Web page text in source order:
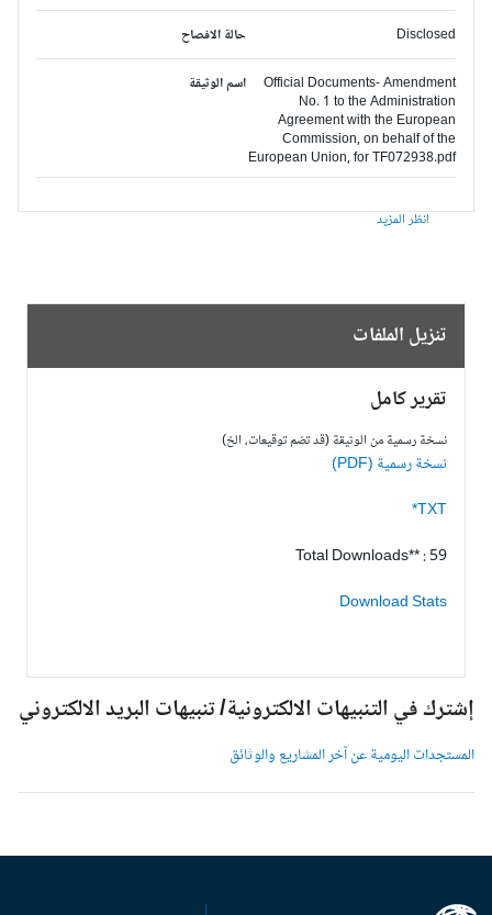
حالة الافصاح Disclosed
اسم الوثيقة
Official Documents- Amendment
No. 1 to the Administration
Agreement with the European
Commission, on behalf of the
European Union, for TF072938.pdf
انظر المزيد
تنزيل الملفات
تقرير كامل
نسخة رسمية من الوثيقة (قد تضم توقيعات، الخ)
نسخة رسمية (PDF)
TXT*
Total Downloads** : 59
Download Stats
إشترك في التنبيهات الالكترونية/ تنبيهات البريد الالكتروني
المستجدات اليومية عن آخر المشاريع والوثائق